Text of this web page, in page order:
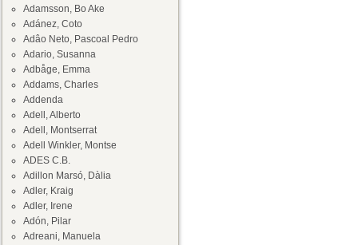
Adamsson, Bo Ake
Adánez, Coto
Adâo Neto, Pascoal Pedro
Adario, Susanna
Adbåge, Emma
Addams, Charles
Addenda
Adell, Alberto
Adell, Montserrat
Adell Winkler, Montse
ADES C.B.
Adillon Marsó, Dàlia
Adler, Kraig
Adler, Irene
Adón, Pilar
Adreani, Manuela